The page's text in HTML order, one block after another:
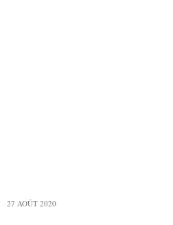
27 AOÛT 2020